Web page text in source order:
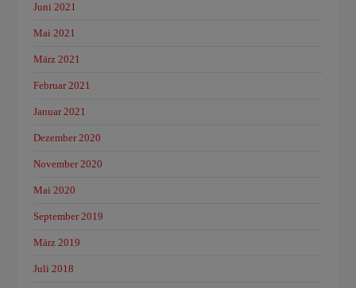
Juni 2021
Mai 2021
März 2021
Februar 2021
Januar 2021
Dezember 2020
November 2020
Mai 2020
September 2019
März 2019
Juli 2018